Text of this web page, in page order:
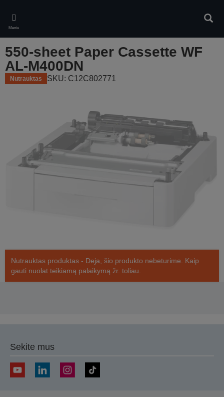
main
content
Meniu
550-sheet Paper Cassette WF
AL-M400DN
Nutrauktas SKU: C12C802771
Nutrauktas produktas - Deja, šio produkto nebeturime. Kaip
gauti nuolat teikiamą palaikymą žr. toliau.
Sekite mus